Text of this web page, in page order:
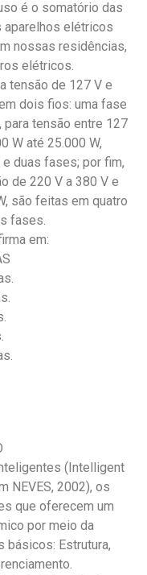
é o somatório das
elétricos
nossas residências,
elétricos.
tensão de 127 V e
dois fios: uma fase
tensão entre 127
W até 25.000 W,
duas fases; por fim,
de 220 V a 380 V e
são feitas em quatro
fases.
em:
(Intelligent
NEVES, 2002), os
que oferecem um
por meio da
básicos: Estrutura,